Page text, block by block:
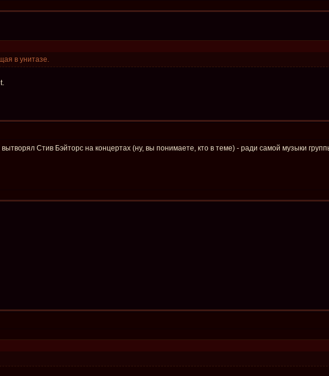
в унитазе.
Стив Бэйторс на концертах (ну, вы понимаете, кто в теме) - ради самой музыки